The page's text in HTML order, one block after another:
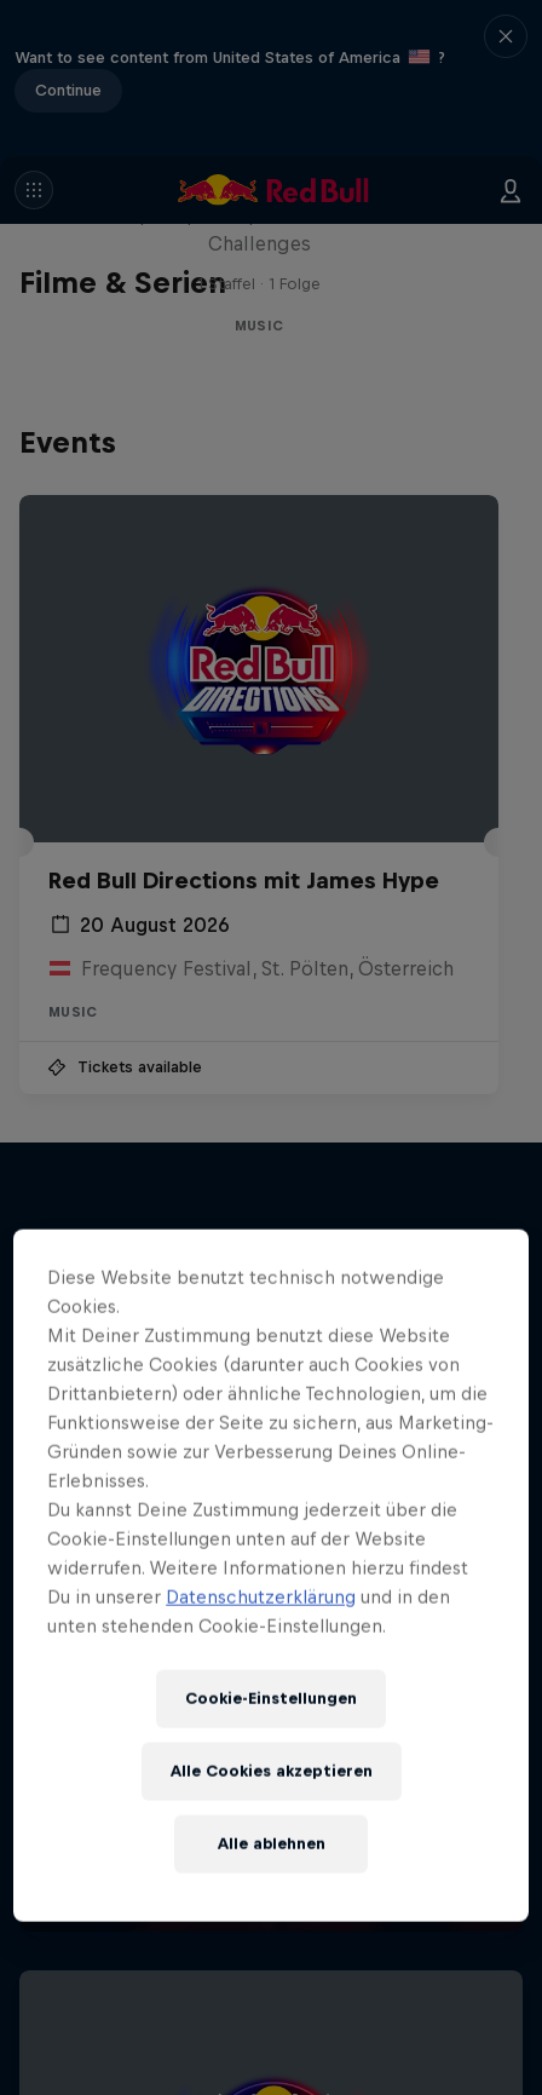
Want to see content from United States of America
?
Continue
Filme & Serien
Red Bull Trapped
Challenges
1 Staffel · 1 Folge
MUSIC
Events
Red Bull Directions mit James Hype
20 August 2026
Frequency Festival, St. Pölten, Österreich
MUSIC
Tickets available
Diese Website benutzt technisch notwendige
Cookies.
Mit Deiner Zustimmung benutzt diese Website
zusätzliche Cookies (darunter auch Cookies von
Drittanbietern) oder ähnliche Technologien, um die
Funktionsweise der Seite zu sichern, aus Marketing-
Gründen sowie zur Verbesserung Deines Online-
Erlebnisses.
Du kannst Deine Zustimmung jederzeit über die
Cookie-Einstellungen unten auf der Website
widerrufen. Weitere Informationen hierzu findest
Du in unserer Datenschutzerklärung und in den
unten stehenden Cookie-Einstellungen.
Cookie-Einstellungen
Alle ablehnen
Alle Cookies akzeptieren